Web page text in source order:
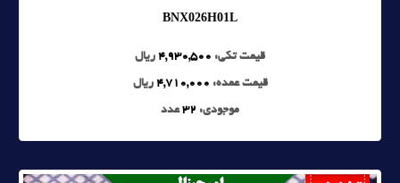
BNX026H01L
قیمت تکی: 4,930,500 ریال
قیمت عمده: 4,710,000 ریال
موجودی: 32عدد